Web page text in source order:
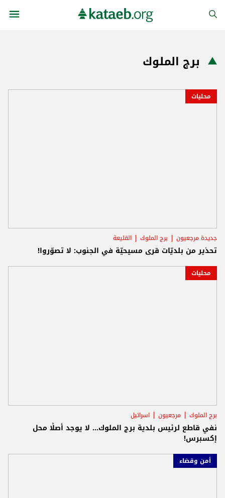
برج الملوك
محليات
جديدة مرجعيون برج الملوك القليعة
تحذير من بلديّات قرى مسيحيّة في الجنوب: لا تصوّروا!
محليات
برج الملوك مرجعيون اسرائيل
نفي قاطع لرئيس بلدية برج الملوك... لا يوجد أصلًا محل
إكسبرس!
أمن وقضاء